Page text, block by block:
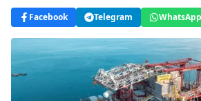
Facebook Telegram WhatsApp